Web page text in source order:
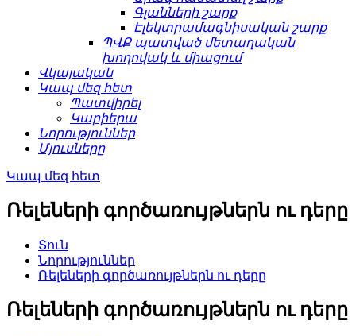
Գլանների շարք
Էլեկտրամագնիսական շարք
ՊՎՔ պատված մետաղական
խողովակ և միացում
Վկայական
Կապ մեզ հետ
Պատվիրել
Կարիերա
Նորություններ
Մյուսները
Կապ մեզ հետ
Ռելեների գործառույթներն ու դերը
Տուն
Նորություններ
Ռելեների գործառույթներն ու դերը
Ռելեների գործառույթներն ու դերը